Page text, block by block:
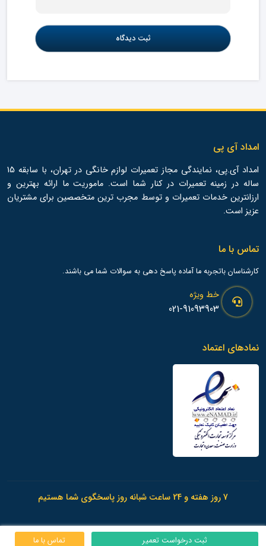
ثبت درخواست تعمیر تماس با ما
امداد آی پی
امداد آی.پی، نمایندگی مجاز تعمیرات لوازم خانگی در تهران، با سابقه 15
ساله در زمینه تعمیرات در کنار شما است. ماموریت ما ارائه بهترین و
ارزانترین خدمات تعمیرات و توسط مجرب ترین متخصصین برای مشتریان
عزیز است.
تماس با ما
کارشناسان باتجربه ما آماده پاسخ دهی به سوالات شما می باشند.
خط ویژه
021-91093903
نمادهای اعتماد
7 روز هفته و 24 ساعت شبانه روز پاسخگوی شما هستیم
می باشد.